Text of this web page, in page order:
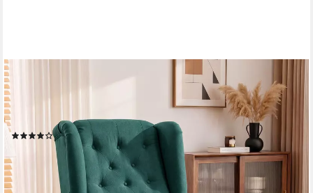
Sessel Ohrensessel Armlehnensessel mit Kissen und Holzbeinen
(Loungesessel, 1-St., Gepolstert Relaxsessel), für Wohnzimmer,
Schlafzimmer, Dunkelgrün
(46)
lieferbar - in 2-3 Werktagen bei dir
+4